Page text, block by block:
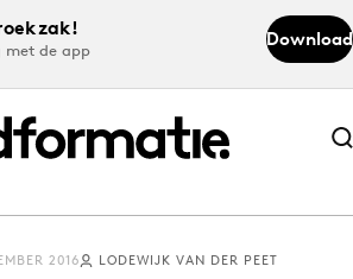
met de app
Download
Abonneer nu
Abonneer nu
2016 LODEWIJK VAN DER PEET